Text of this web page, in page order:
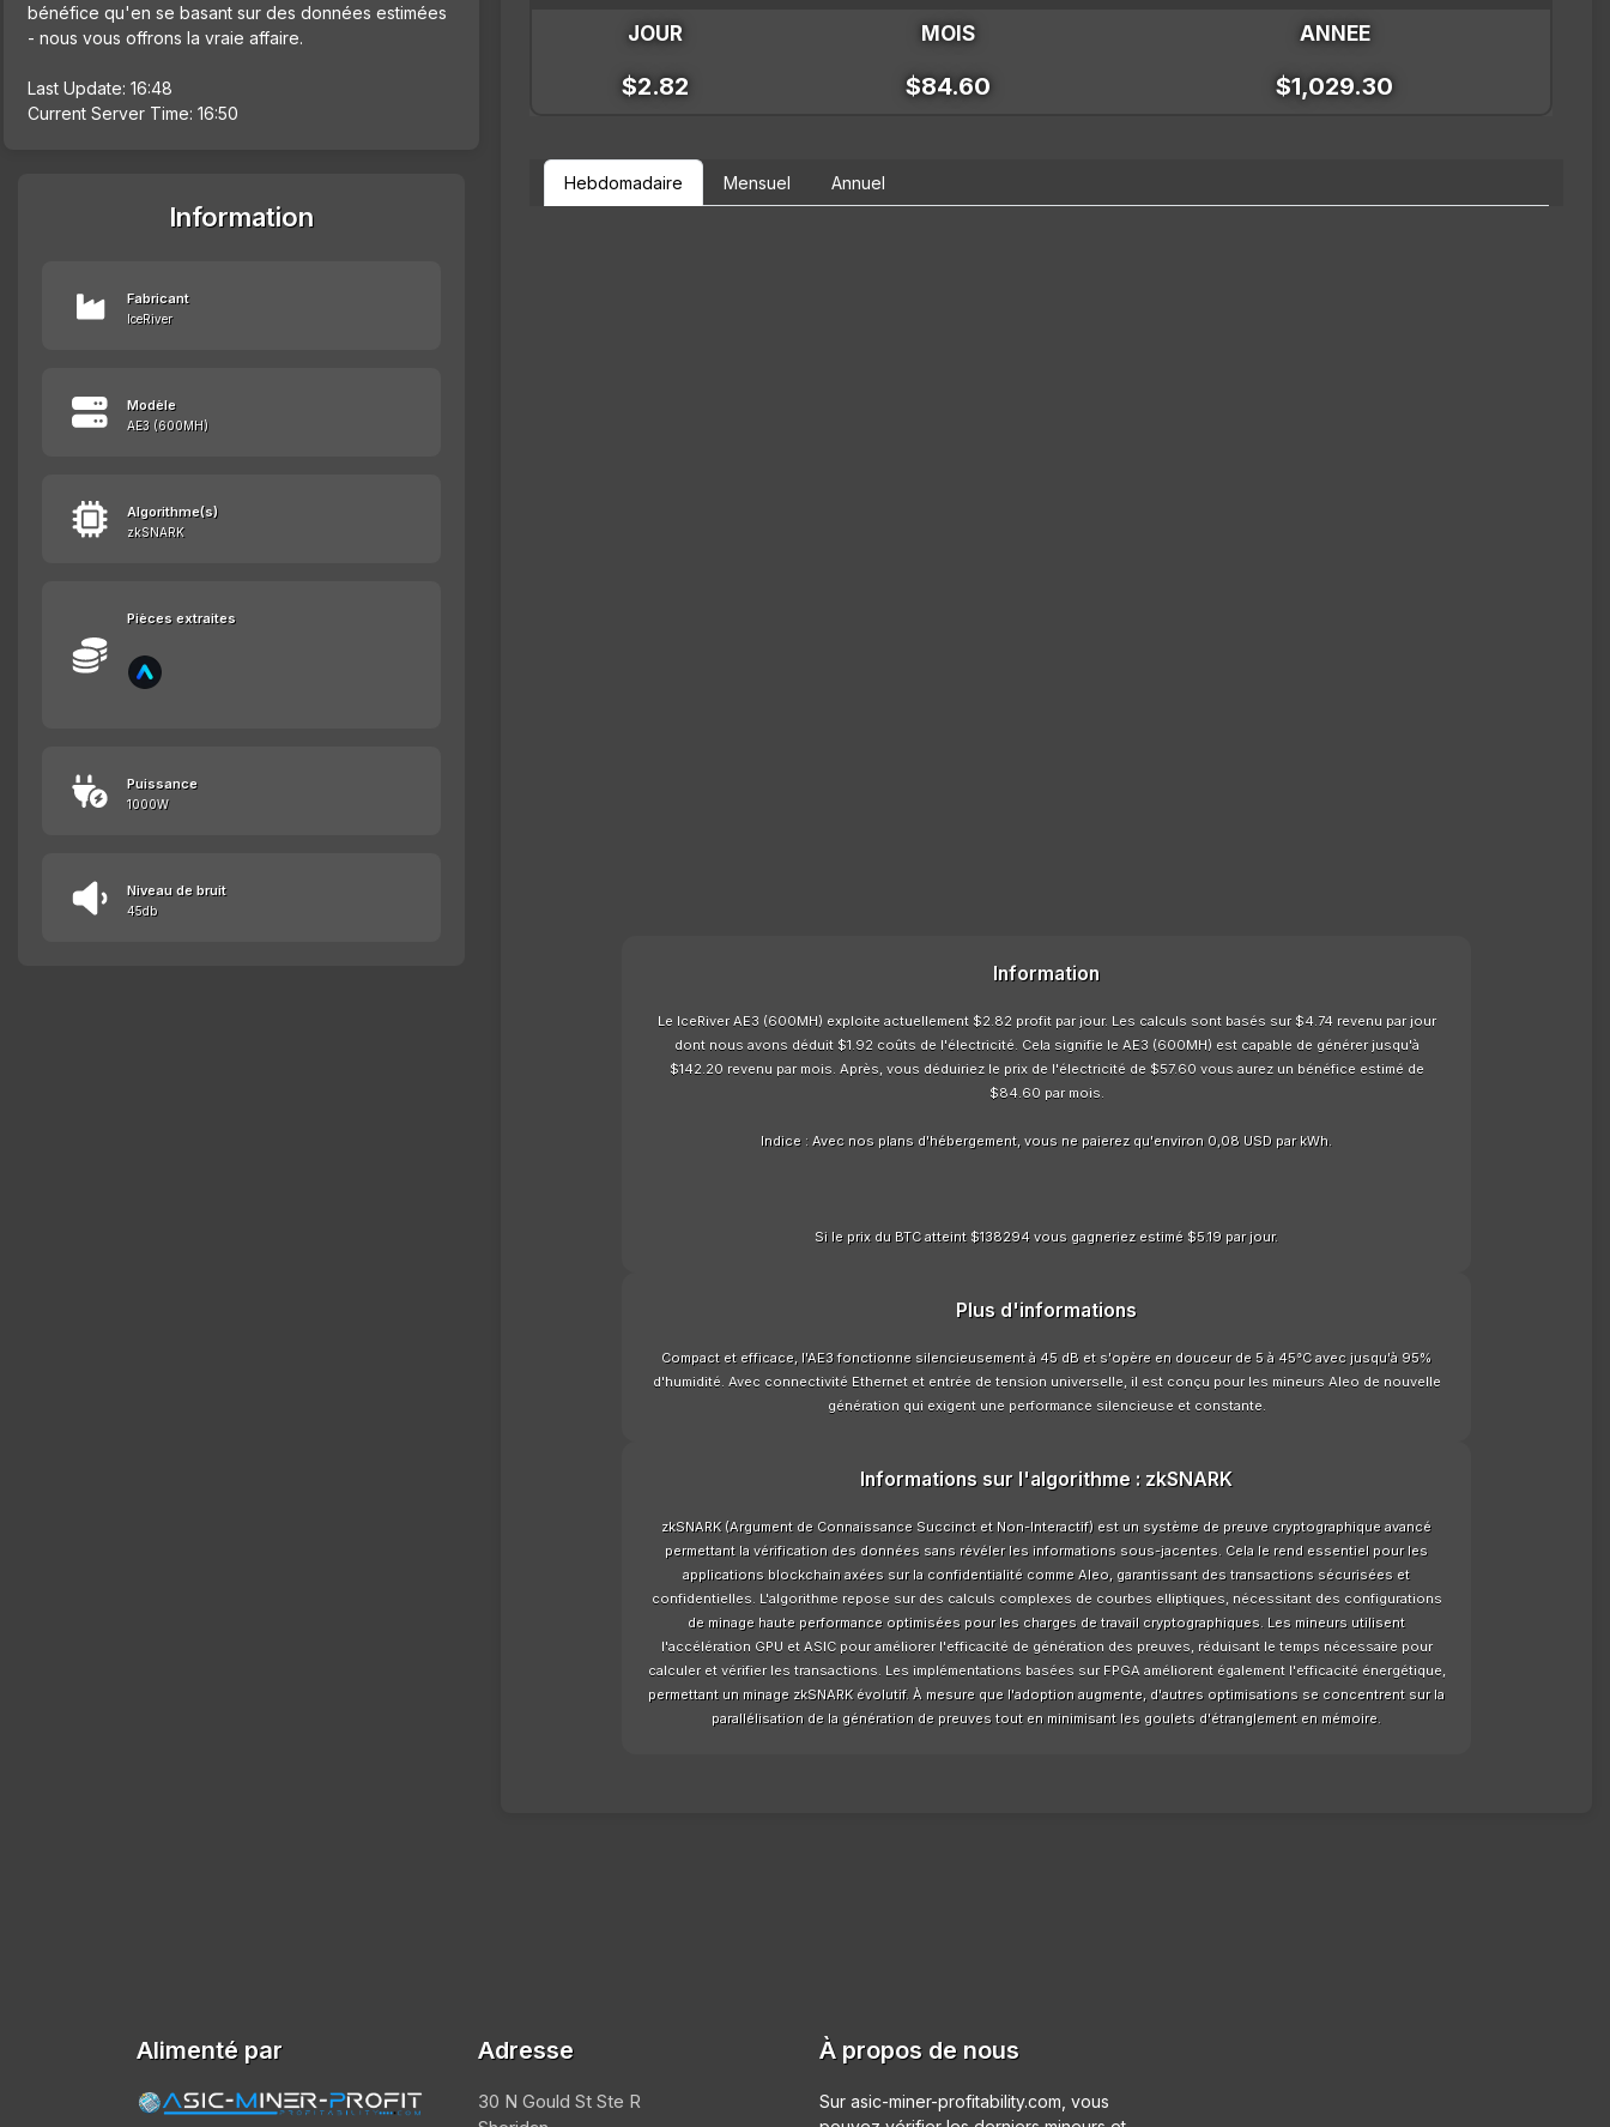
bénéfice qu'en se basant sur des données estimées
- nous vous offrons la vraie affaire.
Last Update: 16:48
Current Server Time: 16:50
Information
Fabricant
IceRiver
Modèle
AE3 (600MH)
Algorithme(s)
zkSNARK
Pièces extraites
Puissance
1000W
Niveau de bruit
45db
JOUR MOIS ANNEE
$2.82 $84.60 $1,029.30
Hebdomadaire Mensuel Annuel
Information
Le IceRiver AE3 (600MH) exploite actuellement $2.82 profit par jour. Les calculs sont basés sur $4.74 revenu par jour
dont nous avons déduit $1.92 coûts de l'électricité. Cela signifie le AE3 (600MH) est capable de générer jusqu'à
$142.20 revenu par mois. Après, vous déduiriez le prix de l'électricité de $57.60 vous aurez un bénéfice estimé de
$84.60 par mois.
Indice : Avec nos plans d'hébergement, vous ne paierez qu'environ 0,08 USD par kWh.
Si le prix du BTC atteint $138294 vous gagneriez estimé $5.19 par jour.
Plus d'informations
Compact et efficace, l'AE3 fonctionne silencieusement à 45 dB et s'opère en douceur de 5 à 45°C avec jusqu'à 95%
d'humidité. Avec connectivité Ethernet et entrée de tension universelle, il est conçu pour les mineurs Aleo de nouvelle
génération qui exigent une performance silencieuse et constante.
Informations sur l'algorithme : zkSNARK
zkSNARK (Argument de Connaissance Succinct et Non-Interactif) est un système de preuve cryptographique avancé
permettant la vérification des données sans révéler les informations sous-jacentes. Cela le rend essentiel pour les
applications blockchain axées sur la confidentialité comme Aleo, garantissant des transactions sécurisées et
confidentielles. L'algorithme repose sur des calculs complexes de courbes elliptiques, nécessitant des configurations
de minage haute performance optimisées pour les charges de travail cryptographiques. Les mineurs utilisent
l'accélération GPU et ASIC pour améliorer l'efficacité de génération des preuves, réduisant le temps nécessaire pour
calculer et vérifier les transactions. Les implémentations basées sur FPGA améliorent également l'efficacité énergétique,
permettant un minage zkSNARK évolutif. À mesure que l'adoption augmente, d'autres optimisations se concentrent sur la
parallélisation de la génération de preuves tout en minimisant les goulets d'étranglement en mémoire.
Alimenté par Adresse
30 N Gould St Ste R
À propos de nous
Sur asic-miner-profitability.com, vous